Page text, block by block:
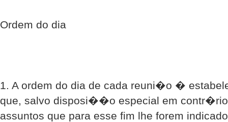
Ordem do dia
1. A ordem do dia de cada reuni�o �
que, salvo disposi��o especial em
assuntos que para esse fim lhe forem